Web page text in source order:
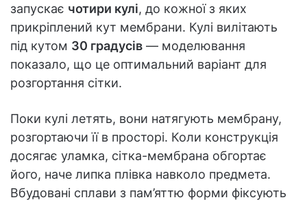
запускає чотири кулі, до кожної з яких
прикріплений кут мембрани. Кулі вилітають
під кутом 30 градусів — моделювання
показало, що це оптимальний варіант для
розгортання сітки.
Поки кулі летять, вони натягують мембрану,
розгортаючи її в просторі. Коли конструкція
досягає уламка, сітка-мембрана обгортає
його, наче липка плівка навколо предмета.
Вбудовані сплави з пам’яттю форми фіксують